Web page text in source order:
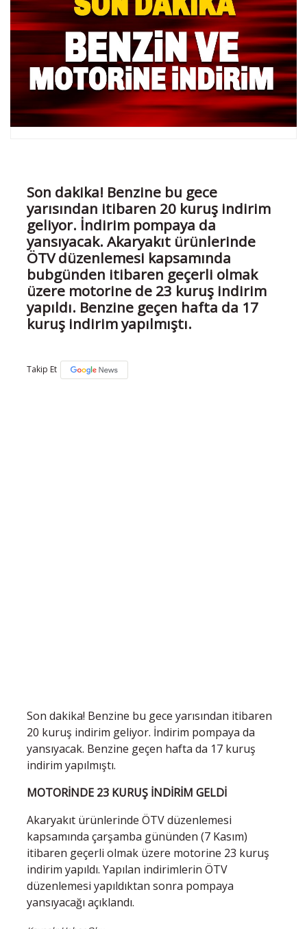
Son dakika! Benzine bu gece
yarısından itibaren 20 kuruş indirim
geliyor. İndirim pompaya da
yansıyacak. Akaryakıt ürünlerinde
ÖTV düzenlemesi kapsamında
bubgünden itibaren geçerli olmak
üzere motorine de 23 kuruş indirim
yapıldı. Benzine geçen hafta da 17
kuruş indirim yapılmıştı.
Takip Et
Son dakika! Benzine bu gece yarısından itibaren
20 kuruş indirim geliyor. İndirim pompaya da
yansıyacak. Benzine geçen hafta da 17 kuruş
indirim yapılmıştı.
MOTORİNDE 23 KURUŞ İNDİRİM GELDİ
Akaryakıt ürünlerinde ÖTV düzenlemesi
kapsamında çarşamba gününden (7 Kasım)
itibaren geçerli olmak üzere motorine 23 kuruş
indirim yapıldı. Yapılan indirimlerin ÖTV
düzenlemesi yapıldıktan sonra pompaya
yansıyacağı açıklandı.